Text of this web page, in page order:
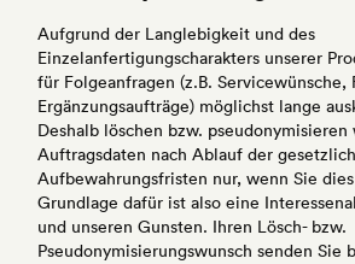
Aufgrund der Langlebigkeit und des
Einzelanfertigungscharakters unserer
für Folgeanfragen (z.B.
Ergänzungsaufträge) möglichst lange
Deshalb löschen bzw.
Auftragsdaten nach Ablauf der
Aufbewahrungsfristen nur, wenn Sie
Grundlage dafür ist also eine
und unseren Gunsten. Ihren Lösch- bzw.
Pseudonymisierungswunsch senden Sie